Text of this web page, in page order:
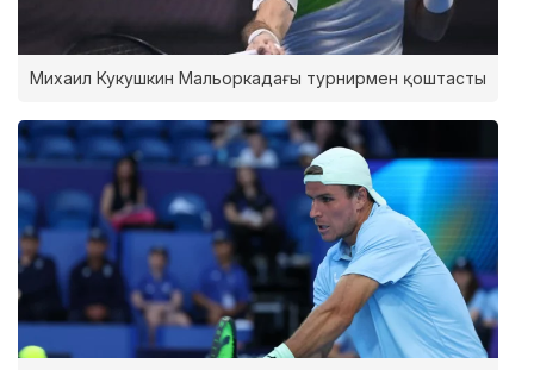
Михаил Кукушкин Мальоркадағы турнирмен қоштасты